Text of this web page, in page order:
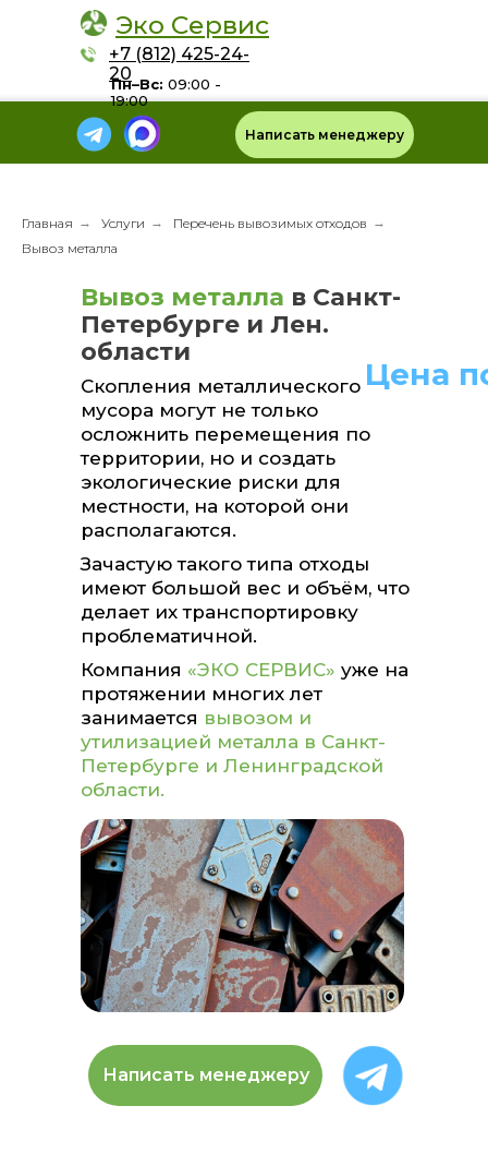
+7 (812) 425-24-
20
Пн–Вс: 09:00 -
19:00
Эко Сервис
Написать менеджеру
Главная → Услуги → Перечень вывозимых отходов →
Вывоз металла
Вывоз металла в Санкт-
Петербурге и Лен.
области
Написать менеджеру
Скопления металлического
мусора могут не только
осложнить перемещения по
территории, но и создать
экологические риски для
местности, на которой они
располагаются.
Зачастую такого типа отходы
имеют большой вес и объём, что
делает их транспортировку
проблематичной.
Компания «ЭКО СЕРВИС» уже на
протяжении многих лет
занимается вывозом и
утилизацией металла в Санкт-
Петербурге и Ленинградской
области.
Цена